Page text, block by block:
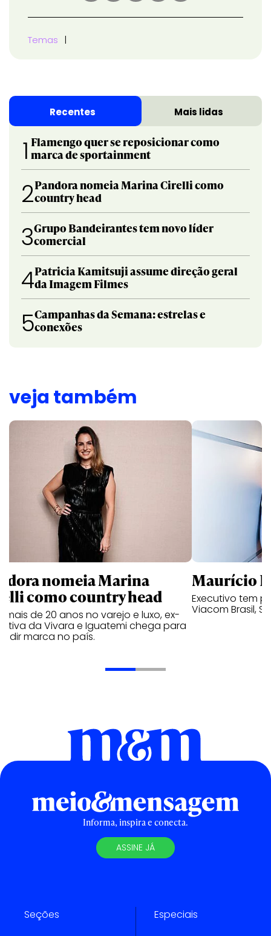
Temas
Recentes Mais lidas
1 Flamengo quer se reposicionar como
marca de sportainment
2Pandora nomeia Marina Cirelli como
country head
3Grupo Bandeirantes tem novo líder
comercial
4Patricia Kamitsuji assume direção geral
da Imagem Filmes
5Campanhas da Semana: estrelas e
conexões
veja também
nomeia Marina
como country head
mais de 20 anos no varejo e luxo, ex-
da Vivara e Iguatemi chega para
marca no país.
Maurício
Executivo tem
Viacom Brasil,
Informa, inspira e conecta.
ASSINE JÁ
Seções Especiais